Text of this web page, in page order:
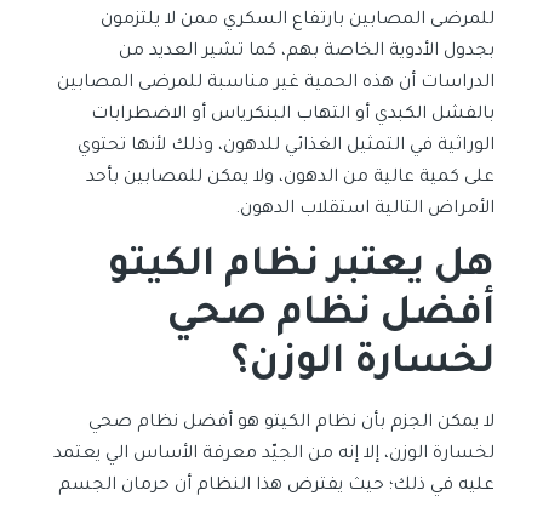
للمرضى المصابين بارتفاع السكري ممن لا يلتزمون
بجدول الأدوية الخاصة بهم، كما تشير العديد من
الدراسات أن هذه الحمية غير مناسبة للمرضى المصابين
بالفشل الكبدي أو التهاب البنكرياس أو الاضطرابات
الوراثية في التمثيل الغذائي للدهون، وذلك لأنها تحتوي
على كمية عالية من الدهون، ولا يمكن للمصابين بأحد
الأمراض التالية استقلاب الدهون.
هل يعتبر نظام الكيتو
أفضل نظام صحي
لخسارة الوزن؟
لا يمكن الجزم بأن نظام الكيتو هو أفضل نظام صحي
لخسارة الوزن، إلا إنه من الجيّد معرفة الأساس الي يعتمد
عليه في ذلك؛ حيث يفترض هذا النظام أن حرمان الجسم